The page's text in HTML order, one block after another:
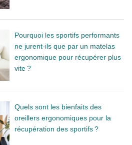
Pourquoi les sportifs performants
ne jurent-ils que par un matelas
ergonomique pour récupérer plus
vite ?
Quels sont les bienfaits des
oreillers ergonomiques pour la
récupération des sportifs ?